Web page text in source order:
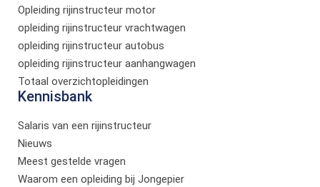
Opleiding rijinstructeur motor
opleiding rijinstructeur vrachtwagen
opleiding rijinstructeur autobus
opleiding rijinstructeur aanhangwagen
Totaal overzichtopleidingen
Kennisbank
Salaris van een rijinstructeur
Nieuws
Meest gestelde vragen
Waarom een opleiding bij Jongepier